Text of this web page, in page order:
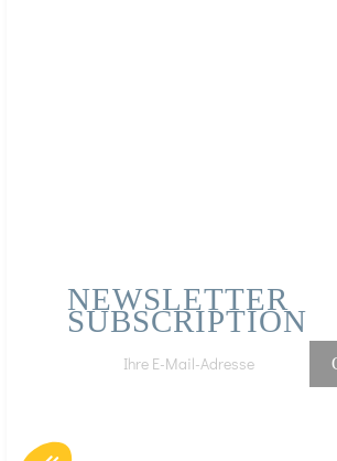
NEWSLETTER
SUBSCRIPTION